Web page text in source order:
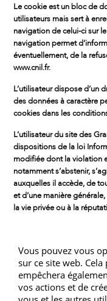
Le cookie est un bloc de
utilisateurs mais sert à
navigation de celui-ci sur
navigation permet
éventuellement, de la
www.cnil.fr.
L’utilisateur dispose d’un
des données à caractère
cookies dans les
L’utilisateur du site des
dispositions de la loi
modifiée dont la violation
notamment s’abstenir,
auxquelles il accède, de
et d’une manière
la vie privée ou à la